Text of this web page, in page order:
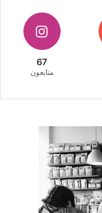
67
متابعون